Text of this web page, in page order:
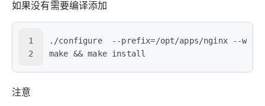
如果没有需要编译添加
1
2
./configure  --prefix=/opt/apps/nginx --with-
make && make install
注意